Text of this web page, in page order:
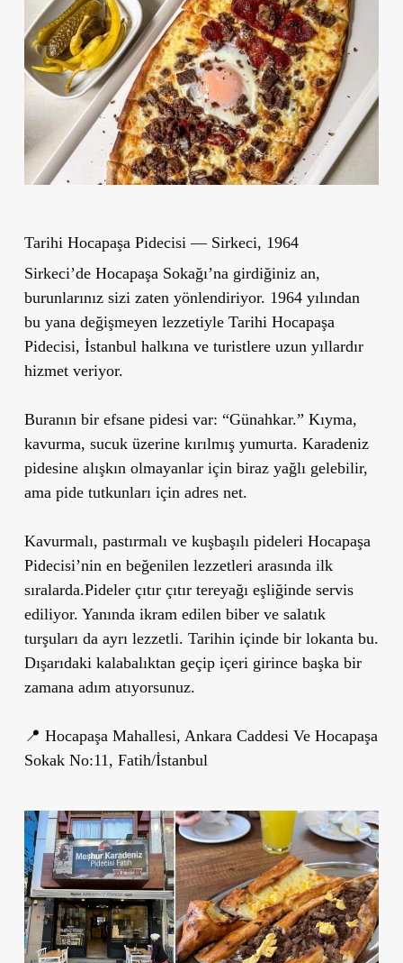
Tarihi Hocapaşa Pidecisi — Sirkeci, 1964
Sirkeci’de Hocapaşa Sokağı’na girdiğiniz an,
burunlarınız sizi zaten yönlendiriyor. 1964 yılından
bu yana değişmeyen lezzetiyle Tarihi Hocapaşa
Pidecisi, İstanbul halkına ve turistlere uzun yıllardır
hizmet veriyor.
Buranın bir efsane pidesi var: “Günahkar.” Kıyma,
kavurma, sucuk üzerine kırılmış yumurta. Karadeniz
pidesine alışkın olmayanlar için biraz yağlı gelebilir,
ama pide tutkunları için adres net.
Kavurmalı, pastırmalı ve kuşbaşılı pideleri Hocapaşa
Pidecisi’nin en beğenilen lezzetleri arasında ilk
sıralarda.Pideler çıtır çıtır tereyağı eşliğinde servis
ediliyor. Yanında ikram edilen biber ve salatık
turşuları da ayrı lezzetli. Tarihin içinde bir lokanta bu.
Dışarıdaki kalabalıktan geçip içeri girince başka bir
zamana adım atıyorsunuz.
📍 Hocapaşa Mahallesi, Ankara Caddesi Ve Hocapaşa
Sokak No:11, Fatih/İstanbul